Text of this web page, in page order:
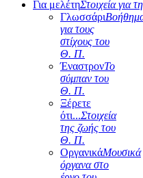
Για μελέτηΣτοιχεία για
Γλωσσάρι
για τους
στίχους του
Θ. Π.
ΈναστρονΤο
σύμπαν του
Θ. Π.
Ξέρετε
ότι...Στοιχεία
της ζωής του
Θ. Π.
ΟργανικάΜουσικά
όργανα στο